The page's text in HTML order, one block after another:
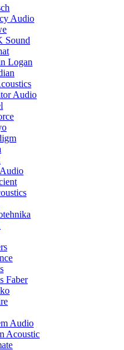
Audio
Sound
Logan
Audio
Faber
Audio
Acoustic